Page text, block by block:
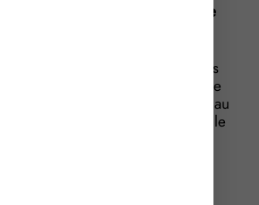
: c’est quoi un site
des chaufferies au gaz, des
ainsi que des équipements de
de chaleur et de froid au
thermique, est enregistrée sous le
aux activités de
de vapeur et d’air
de la section D des